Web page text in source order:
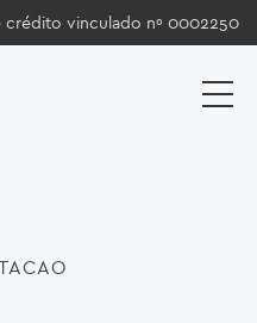
crédito vinculado nº 0002250